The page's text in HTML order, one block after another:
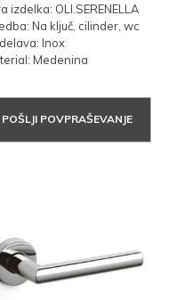
izdelka: OLI.SERENELLA
Na ključ, cilinder, wc
Inox
Medenina
POŠLJI POVPRAŠEVANJE